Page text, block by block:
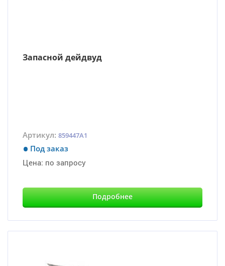
Запасной дейдвуд
Артикул: 859447A1
Под заказ
Цена: по запросу
Подробнее